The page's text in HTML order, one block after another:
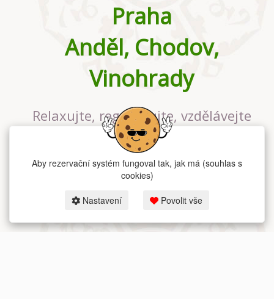
Praha
Anděl, Chodov,
Vinohrady
Relaxujte, regenerujte, vzdělávejte
se v největším jógovém studiu v
Praze
Aby rezervační systém fungoval tak, jak má (souhlas s
cookies)
Nastavení Povolit vše